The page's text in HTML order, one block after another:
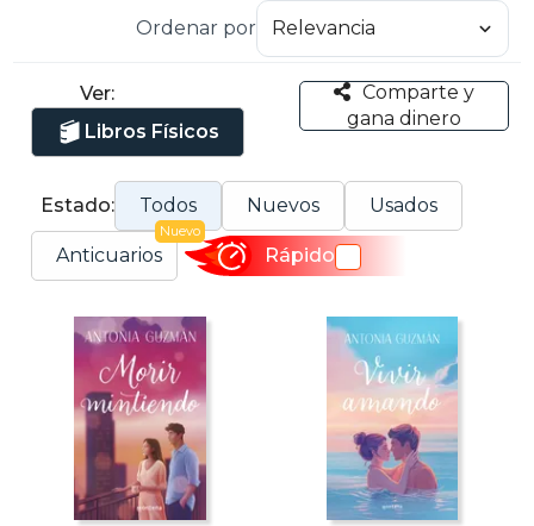
pero sus favoritos siempre serán la
fantasía, el misterio y el romance (si es
todo junto, mejor).
En la actualidad se desempeña como
diseñadora gráfica, además de dedicarse a
la escritura. Tiene muchos proyectos
futuros que combinan ambas áreas, como
diseñar las portadas de los libros que tanto
le encantan.
Ordenar por
Ver:
Libros Físicos
Comparte y
gana dinero
Estado: Todos Nuevos Usados
Anticuarios
Nuevo
Rápido